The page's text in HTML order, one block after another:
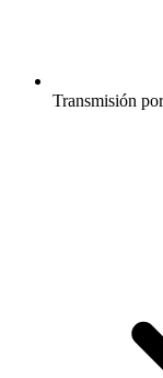
Transmisión